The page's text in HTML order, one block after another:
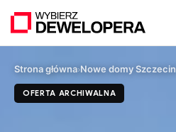
Strona główna›Nowe domy Szczecin
OFERTA ARCHIWALNA